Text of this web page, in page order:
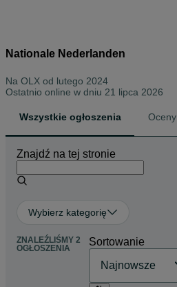
Nationale Nederlanden
Na OLX od lutego 2024
Ostatnio online w dniu 21 lipca 2026
Wszystkie ogłoszenia Oceny
Znajdź na tej stronie
Wybierz kategorię
ZNALEŹLIŚMY 2
OGŁOSZENIA
Sortowanie